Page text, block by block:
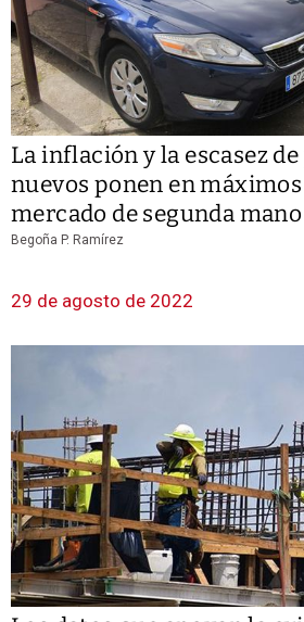
La inflación y la escasez
nuevos ponen en
mercado de segunda mano
Begoña P. Ramírez
29 de agosto de 2022